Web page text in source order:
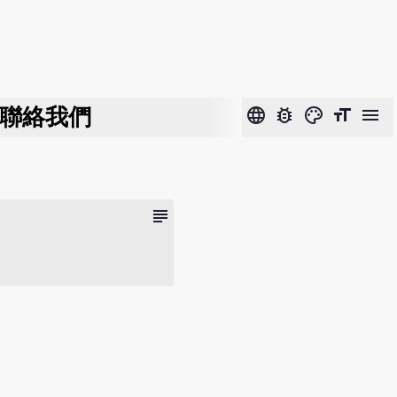
絡我們 language bug_report color_lens format_size menu
subject